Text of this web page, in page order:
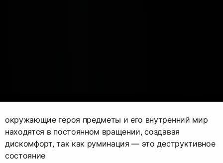
окружающие героя предметы и его внутренний мир
находятся в постоянном вращении, создавая
дискомфорт, так как руминация — это деструктивное
состояние